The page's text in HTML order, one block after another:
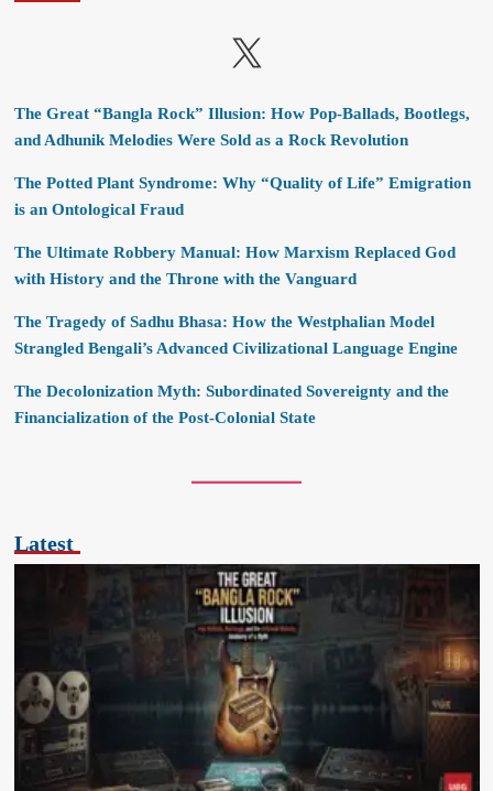
X
The Great “Bangla Rock” Illusion: How Pop-Ballads, Bootlegs,
and Adhunik Melodies Were Sold as a Rock Revolution
The Potted Plant Syndrome: Why “Quality of Life” Emigration
is an Ontological Fraud
The Ultimate Robbery Manual: How Marxism Replaced God
with History and the Throne with the Vanguard
The Tragedy of Sadhu Bhasa: How the Westphalian Model
Strangled Bengali’s Advanced Civilizational Language Engine
The Decolonization Myth: Subordinated Sovereignty and the
Financialization of the Post-Colonial State
Latest